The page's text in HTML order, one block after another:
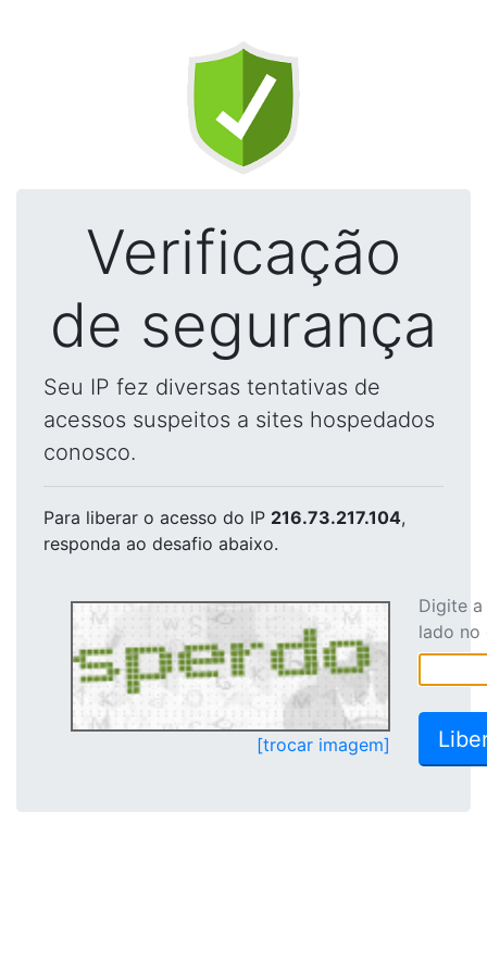
Verificação
de segurança
Seu IP fez diversas tentativas de
acessos suspeitos a sites hospedados
conosco.
Para liberar o acesso do IP 216.73.217.104,
responda ao desafio abaixo.
[trocar imagem]
Digite
lado no